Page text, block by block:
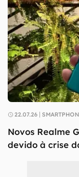
22.07.26
Novos Realme
devido à crise